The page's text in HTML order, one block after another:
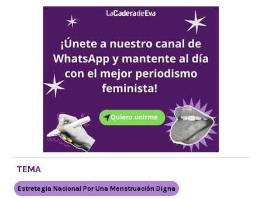
TEMA
Estretegia Nacional Por Una Menstruación Digna